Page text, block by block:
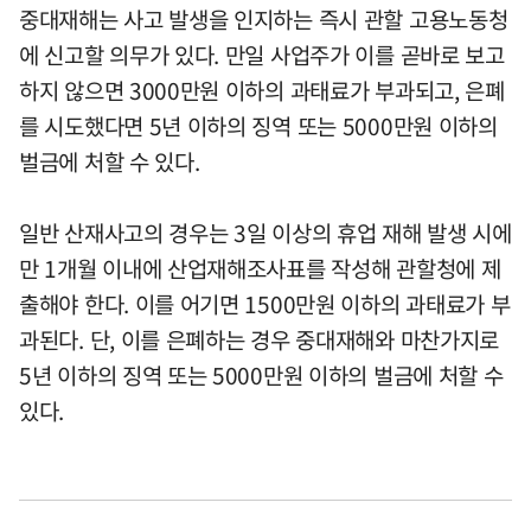
중대재해는 사고 발생을 인지하는 즉시 관할 고용노동청
에 신고할 의무가 있다. 만일 사업주가 이를 곧바로 보고
하지 않으면 3000만원 이하의 과태료가 부과되고, 은폐
를 시도했다면 5년 이하의 징역 또는 5000만원 이하의
벌금에 처할 수 있다.
일반 산재사고의 경우는 3일 이상의 휴업 재해 발생 시에
만 1개월 이내에 산업재해조사표를 작성해 관할청에 제
출해야 한다. 이를 어기면 1500만원 이하의 과태료가 부
과된다. 단, 이를 은폐하는 경우 중대재해와 마찬가지로
5년 이하의 징역 또는 5000만원 이하의 벌금에 처할 수
있다.